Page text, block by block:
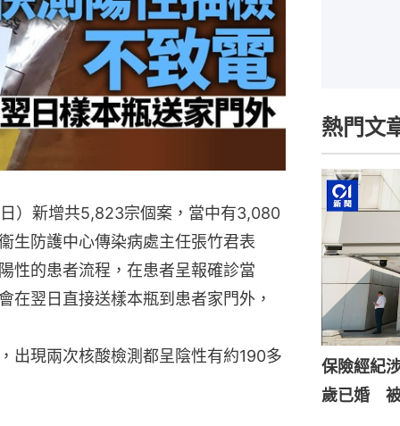
）新增共5,823宗個案，當中有3,080
生防護中心傳染病處主任張竹君表
性的患者流程，在患者呈報確診當
在翌日直接送樣本瓶到患者家門外，
出現兩次核酸檢測都呈陰性有約190多
熱門文
保險經紀
歲已婚